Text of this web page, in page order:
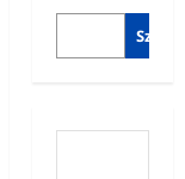
Szukaj